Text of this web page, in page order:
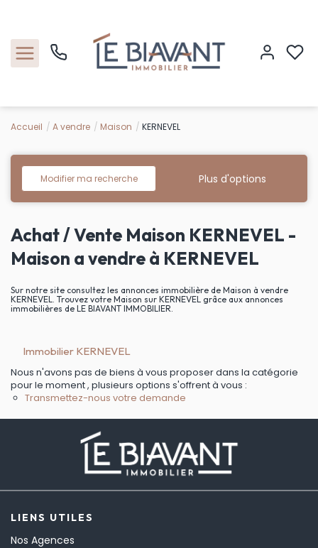
Nos biens
Nos agences
Contact
Accueil A vendre Maison KERNEVEL
Modifier ma recherche Plus d'options
Achat / Vente Maison KERNEVEL -
Maison a vendre à KERNEVEL
Sur notre site consultez les annonces immobilière de Maison à vendre
KERNEVEL. Trouvez votre Maison sur KERNEVEL grâce aux annonces
immobilières de LE BIAVANT IMMOBILIER.
Immobilier KERNEVEL
Nous n'avons pas de biens à vous proposer dans la catégorie
pour le moment , plusieurs options s'offrent à vous :
Transmettez-nous votre demande
LIENS UTILES
Nos Agences